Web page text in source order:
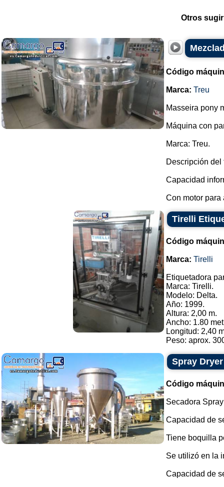
Otros
Código
Marca: Treu
Masseira pony
Máquina con
Marca: Treu.
Descripción del
Capacidad
Con motor para
Tirelli
Código
Marca: Tirelli
Etiquetadora
Marca: Tirelli.
Modelo: Delta.
Año: 1999.
Altura: 2,00 m.
Ancho: 1.80
Longitud: 2,40
Peso: aprox.
Spray Dryer
Código
Secadora
Capacidad de
Tiene boquilla
Se utilizó en la
Capacidad de